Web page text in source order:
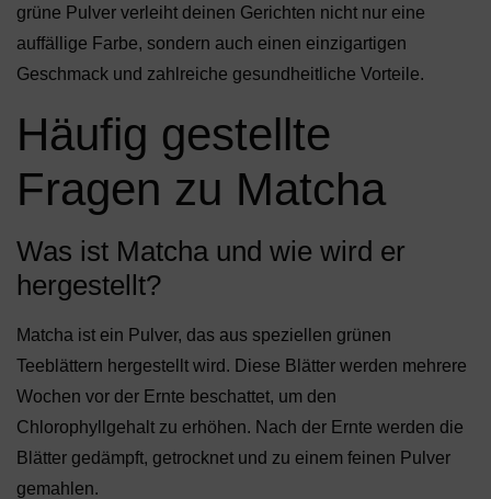
grüne Pulver verleiht deinen Gerichten nicht nur eine
auffällige Farbe, sondern auch einen einzigartigen
Geschmack und zahlreiche gesundheitliche Vorteile.
Häufig gestellte
Fragen zu Matcha
Was ist Matcha und wie wird er
hergestellt?
Matcha ist ein Pulver, das aus speziellen grünen
Teeblättern hergestellt wird. Diese Blätter werden mehrere
Wochen vor der Ernte beschattet, um den
Chlorophyllgehalt zu erhöhen. Nach der Ernte werden die
Blätter gedämpft, getrocknet und zu einem feinen Pulver
gemahlen.